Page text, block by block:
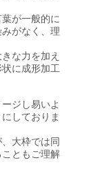
が一般的に
がなく、理
な力を加え
に成形加工
ジし易いよ
しておりま
大枠では同
ともご理解